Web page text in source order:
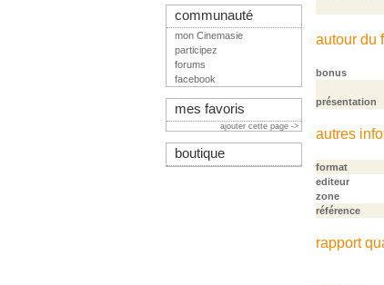
autour du
bonus
présentation
autres
format
editeur
zone
référence
rapport
communauté
mon Cinemasie
participez
forums
facebook
mes favoris
ajouter cette page ->
boutique